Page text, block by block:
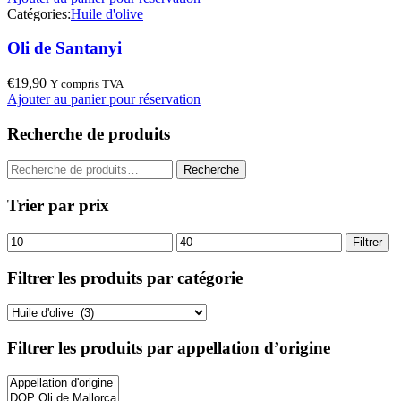
Catégories:Huile d'olive
Oli de Santanyi
€19,90 Y compris TVA
Ajouter au panier pour réservation
Recherche de produits
Recherche
pour :
Recherche
Trier par prix
Prix
min
Prix
max
Filtrer
Filtrer les produits par catégorie
Filtrer les produits par appellation d’origine